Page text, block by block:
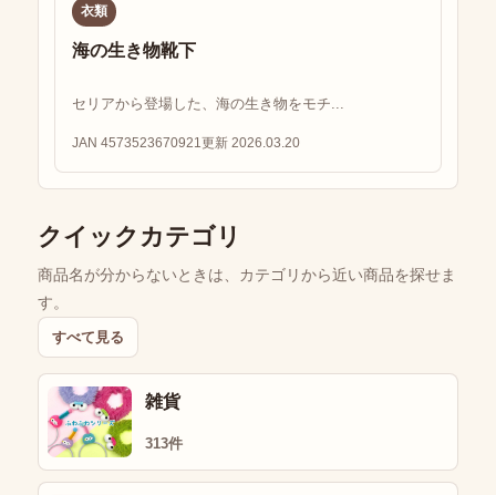
衣類
海の生き物靴下
セリアから登場した、海の生き物をモチ...
JAN 4573523670921 更新 2026.03.20
クイックカテゴリ
商品名が分からないときは、カテゴリから近い商品を探せま
す。
すべて見る
雑貨
313件